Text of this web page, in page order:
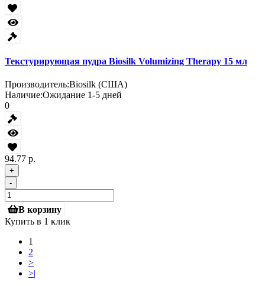
Текстурирующая пудра Biosilk Volumizing Therapy 15 мл
Производитель:Biosilk (США)
Наличие:Ожидание 1-5 дней
0
94.77 р.
+
-
В корзину
Купить в 1 клик
1
2
>
>|